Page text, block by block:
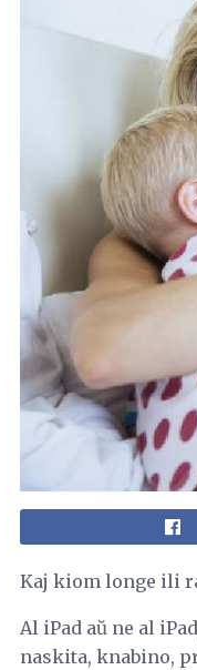
Kaj kiom longe ili
Al iPad aŭ ne al
naskita, knabino,